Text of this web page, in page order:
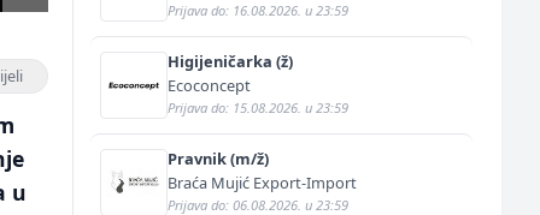
u
Prijava do: 16.08.2026. u 23:59
Higijeničarka (ž)
Ecoconcept
Prijava do: 15.08.2026. u 23:59
Pravnik (m/ž)
Braća Mujić Export-Import
Prijava do: 06.08.2026. u 23:59